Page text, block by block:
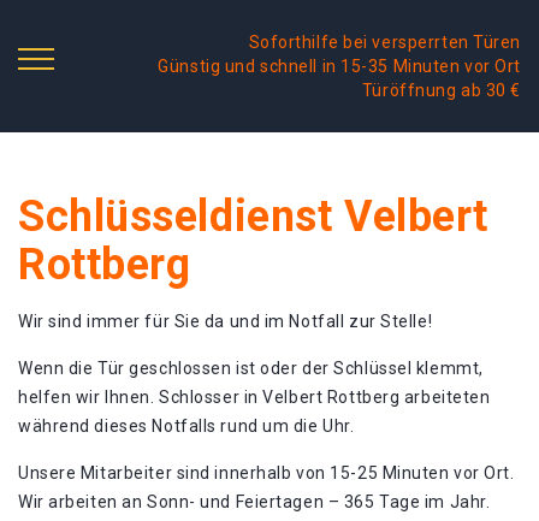
Soforthilfe bei versperrten Türen
Günstig und schnell in 15-35 Minuten vor Ort
Türöffnung ab 30 €
Schlüsseldienst Velbert
Rottberg
Wir sind immer für Sie da und im Notfall zur Stelle!
Wenn die Tür geschlossen ist oder der Schlüssel klemmt,
helfen wir Ihnen. Schlosser in Velbert Rottberg arbeiteten
während dieses Notfalls rund um die Uhr.
Unsere Mitarbeiter sind innerhalb von 15-25 Minuten vor Ort.
Wir arbeiten an Sonn- und Feiertagen – 365 Tage im Jahr.